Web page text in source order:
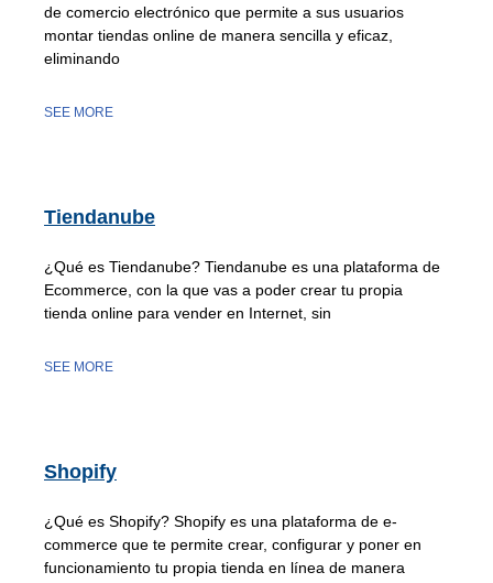
de comercio electrónico que permite a sus usuarios
montar tiendas online de manera sencilla y eficaz,
eliminando
SEE MORE
Tiendanube
¿Qué es Tiendanube? Tiendanube es una plataforma de
Ecommerce, con la que vas a poder crear tu propia
tienda online para vender en Internet, sin
SEE MORE
Shopify
¿Qué es Shopify? Shopify es una plataforma de e-
commerce que te permite crear, configurar y poner en
funcionamiento tu propia tienda en línea de manera